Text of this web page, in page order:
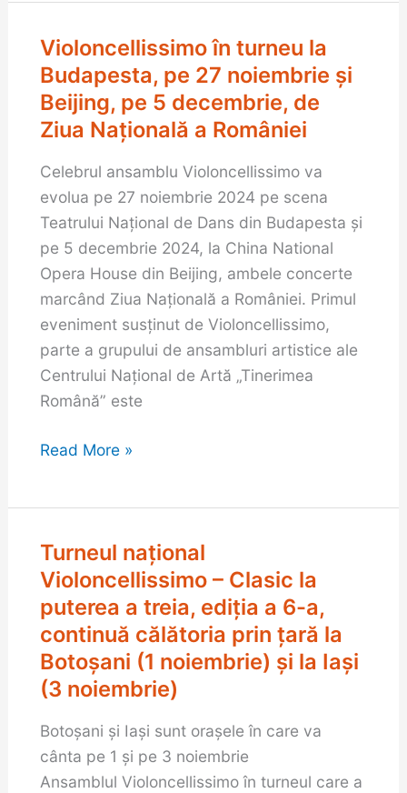
Violoncellissimo în turneu la
Budapesta, pe 27 noiembrie şi
Beijing, pe 5 decembrie, de
Ziua Naţională a României
Celebrul ansamblu Violoncellissimo va
evolua pe 27 noiembrie 2024 pe scena
Teatrului Național de Dans din Budapesta şi
pe 5 decembrie 2024, la China National
Opera House din Beijing, ambele concerte
marcând Ziua Naţională a României. Primul
eveniment susţinut de Violoncellissimo,
parte a grupului de ansambluri artistice ale
Centrului Național de Artă „Tinerimea
Română” este
Violoncellissimo
în
turneu
la
Budapesta,
pe
27
noiembrie
şi
Beijing,
pe
5
decembrie,
de
Ziua
a
Read More »
Turneul național
Violoncellissimo – Clasic la
puterea a treia, ediţia a 6-a,
continuă călătoria prin țară la
Botoșani (1 noiembrie) și la Iași
(3 noiembrie)
Botoșani și Iași sunt orașele în care va
cânta pe 1 și pe 3 noiembrie
Ansamblul Violoncellissimo în turneul care a
Turneul
național
Violoncellissimo
–
Clasic
la
puterea
a
treia,
ediţia